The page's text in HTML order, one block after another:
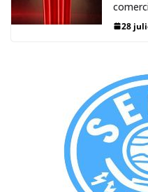
28